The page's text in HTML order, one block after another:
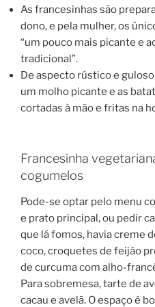
As francesinhas são
dono, e pela mulher, os
“um pouco mais picante e
tradicional”.
De aspecto rústico e
um molho picante e as
cortadas à mão e fritas na
Francesinha
cogumelos
Pode-se optar pelo menu
e prato principal, ou pedir
que lá fomos, havia creme
coco, croquetes de feijão
de curcuma com alho-
Para sobremesa, tarte de
cacau e avelã. O espaço é